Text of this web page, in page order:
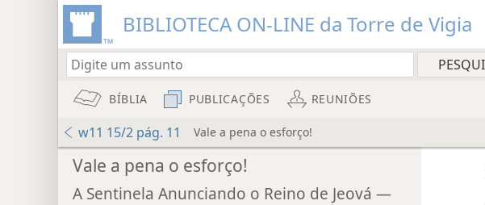
BIBLIOTECA ON-LINE da Torre de Vigia
BÍBLIA PUBLICAÇÕES REUNIÕES
w11 15/2 pág. 11 Vale a pena o esforço!
Vale a pena o esforço!
A Sentinela Anunciando o Reino de Jeová —